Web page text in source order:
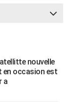
nouvelle
en occasion est
a